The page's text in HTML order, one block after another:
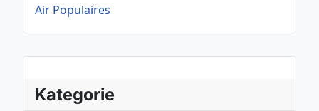
Kategorie
Air Populaires